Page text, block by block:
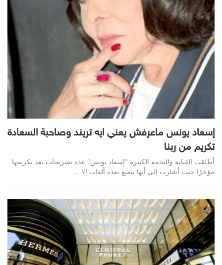
إسعاد يونس ماعرفش يعني ايه تريند وصاحبة السعادة
تكريم من ربنا
أطلقت الفنانة والنجمة الكبيرة "إسعاد يونس" عدة تصريحات بعد تكريمها
مؤخرًا حيث أشارت إلى أنها تتمتع بعدة ألقاب إلا…